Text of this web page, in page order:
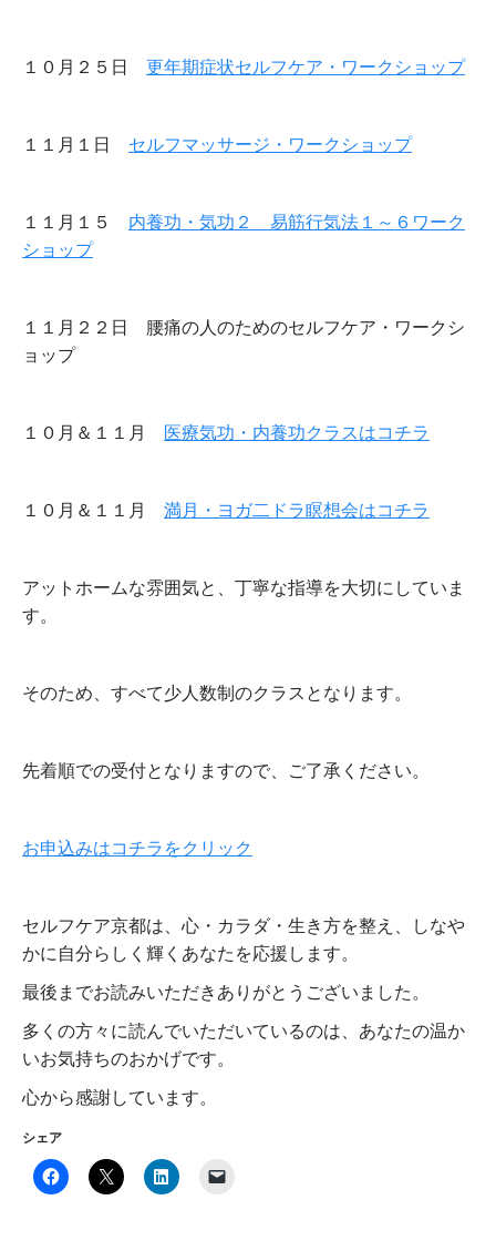
１０月２５日 更年期症状セルフケア・ワークショップ
１１月１日 セルフマッサージ・ワークショップ
１１月１５ 内養功・気功２ 易筋行気法１～６ワーク
ショップ
１１月２２日 腰痛の人のためのセルフケア・ワークシ
ョップ
１０月＆１１月 医療気功・内養功クラスはコチラ
１０月＆１１月 満月・ヨガ二ドラ瞑想会はコチラ
アットホームな雰囲気と、丁寧な指導を大切にしていま
す。
そのため、すべて少人数制のクラスとなります。
先着順での受付となりますので、ご了承ください。
お申込みはコチラをクリック
セルフケア京都は、心・カラダ・生き方を整え、しなや
かに自分らしく輝くあなたを応援します。
最後までお読みいただきありがとうございました。
多くの方々に読んでいただいているのは、あなたの温か
いお気持ちのおかげです。
心から感謝しています。
シェア